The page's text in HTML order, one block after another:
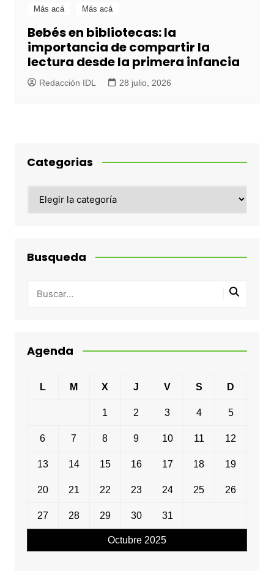
Más acá Más acá
Bebés en bibliotecas: la
importancia de compartir la
lectura desde la primera infancia
Redacción IDL 28 julio, 2026
Categorias
Busqueda
Agenda
Octubre 2025
L M X J V S D
1 2 3 4 5
6 7 8 9 10 11 12
13 14 15 16 17 18 19
20 21 22 23 24 25 26
27 28 29 30 31